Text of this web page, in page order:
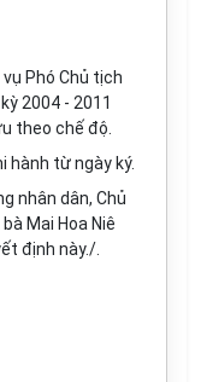
Phó Chủ tịch
2004 - 2011
theo chế độ.
hành từ ngày ký.
nhân dân, Chủ
Mai Hoa Niê
định này./.